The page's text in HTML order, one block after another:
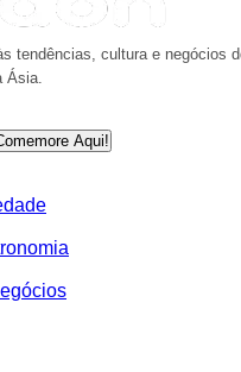
tendências, cultura e negócios
Ásia.
Aqui!